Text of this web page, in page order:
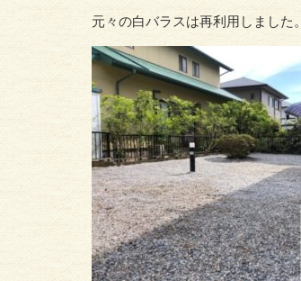
元々の白バラスは再利用しました。